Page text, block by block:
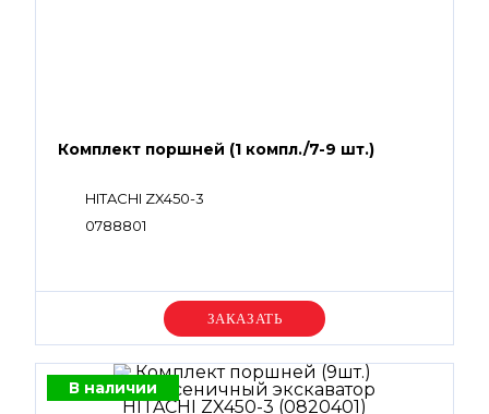
Комплект поршней (1 компл./7-9 шт.)
HITACHI ZX450-3
0788801
Уточняйте цену
В наличии